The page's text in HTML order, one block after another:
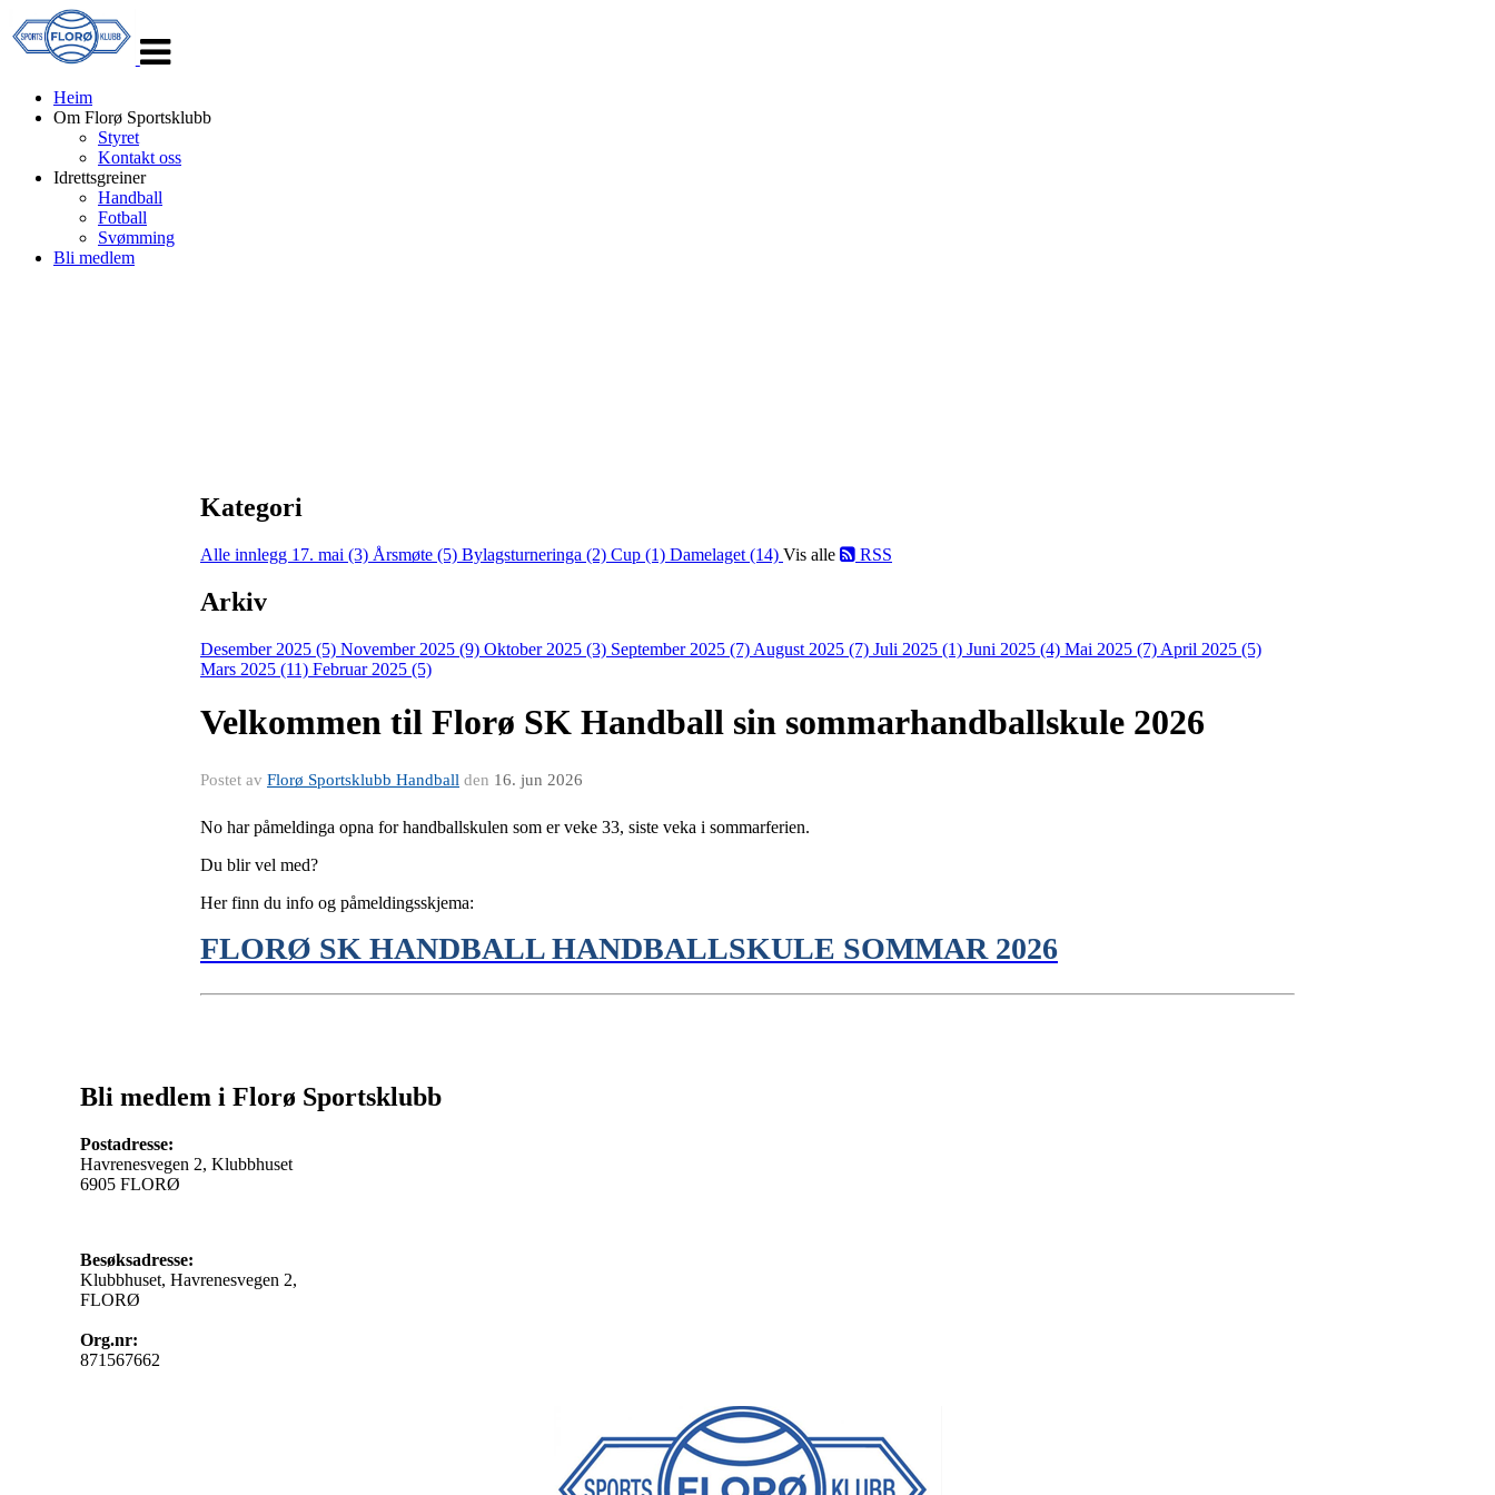
navigasjon
Heim
Om Florø Sportsklubb
Styret
Kontakt oss
Idrettsgreiner
Handball
Fotball
Svømming
Bli medlem
Kategori
Alle innlegg 17. mai (3) Årsmøte (5) Bylagsturneringa (2) Cup (1) Damelaget (14) Vis alle RSS
Arkiv
Desember 2025 (5) November 2025 (9) Oktober 2025 (3) September 2025 (7) August 2025 (7) Juli 2025 (1) Juni 2025 (4) Mai 2025 (7) April 2025 (5)
Mars 2025 (11) Februar 2025 (5)
Velkommen til Florø SK Handball sin sommarhandballskule 2026
Postet av Florø Sportsklubb Handball den 16. jun 2026
No har påmeldinga opna for handballskulen som er veke 33, siste veka i sommarferien.
Du blir vel med?
Her finn du info og påmeldingsskjema:
FLORØ SK HANDBALL HANDBALLSKULE SOMMAR 2026
Bli medlem i Florø Sportsklubb
Postadresse:
Havrenesvegen 2, Klubbhuset
6905 FLORØ
Besøksadresse:
Klubbhuset, Havrenesvegen 2,
FLORØ
Org.nr:
871567662